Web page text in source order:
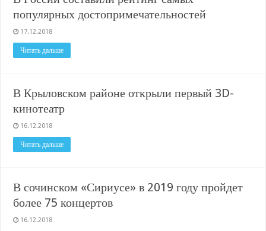
популярных достопримечательностей
17.12.2018
Читать дальше
В Крыловском районе открыли первый 3D-
кинотеатр
16.12.2018
Читать дальше
В сочинском «Сириусе» в 2019 году пройдет
более 75 концертов
16.12.2018